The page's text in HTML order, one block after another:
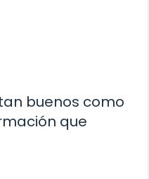
buenos como
que